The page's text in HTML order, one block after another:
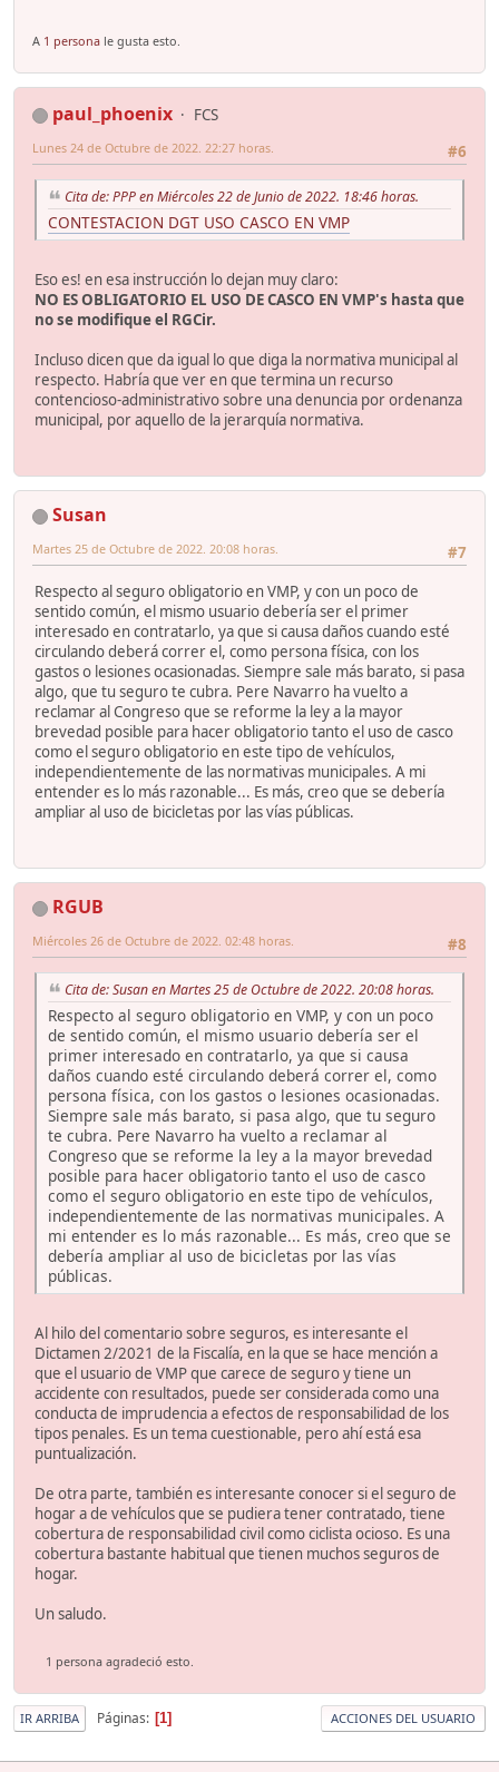
A 1 persona le gusta esto.
paul_phoenix
FCS
#6
Lunes 24 de Octubre de 2022. 22:27 horas.
Cita de: PPP en Miércoles 22 de Junio de 2022. 18:46 horas.
CONTESTACION DGT USO CASCO EN VMP
Eso es! en esa instrucción lo dejan muy claro:
NO ES OBLIGATORIO EL USO DE CASCO EN VMP's hasta que
no se modifique el RGCir.
Incluso dicen que da igual lo que diga la normativa municipal al
respecto. Habría que ver en que termina un recurso
contencioso-administrativo sobre una denuncia por ordenanza
municipal, por aquello de la jerarquía normativa.
Susan
#7
Martes 25 de Octubre de 2022. 20:08 horas.
Respecto al seguro obligatorio en VMP, y con un poco de
sentido común, el mismo usuario debería ser el primer
interesado en contratarlo, ya que si causa daños cuando esté
circulando deberá correr el, como persona física, con los
gastos o lesiones ocasionadas. Siempre sale más barato, si pasa
algo, que tu seguro te cubra. Pere Navarro ha vuelto a
reclamar al Congreso que se reforme la ley a la mayor
brevedad posible para hacer obligatorio tanto el uso de casco
como el seguro obligatorio en este tipo de vehículos,
independientemente de las normativas municipales. A mi
entender es lo más razonable... Es más, creo que se debería
ampliar al uso de bicicletas por las vías públicas.
RGUB
#8
Miércoles 26 de Octubre de 2022. 02:48 horas.
Cita de: Susan en Martes 25 de Octubre de 2022. 20:08 horas.
Respecto al seguro obligatorio en VMP, y con un poco
de sentido común, el mismo usuario debería ser el
primer interesado en contratarlo, ya que si causa
daños cuando esté circulando deberá correr el, como
persona física, con los gastos o lesiones ocasionadas.
Siempre sale más barato, si pasa algo, que tu seguro
te cubra. Pere Navarro ha vuelto a reclamar al
Congreso que se reforme la ley a la mayor brevedad
posible para hacer obligatorio tanto el uso de casco
como el seguro obligatorio en este tipo de vehículos,
independientemente de las normativas municipales. A
mi entender es lo más razonable... Es más, creo que se
debería ampliar al uso de bicicletas por las vías
públicas.
Al hilo del comentario sobre seguros, es interesante el
Dictamen 2/2021 de la Fiscalía, en la que se hace mención a
que el usuario de VMP que carece de seguro y tiene un
accidente con resultados, puede ser considerada como una
conducta de imprudencia a efectos de responsabilidad de los
tipos penales. Es un tema cuestionable, pero ahí está esa
puntualización.
De otra parte, también es interesante conocer si el seguro de
hogar a de vehículos que se pudiera tener contratado, tiene
cobertura de responsabilidad civil como ciclista ocioso. Es una
cobertura bastante habitual que tienen muchos seguros de
hogar.
Un saludo.
1 persona agradeció esto.
IR ARRIBA Páginas 1 ACCIONES DEL USUARIO